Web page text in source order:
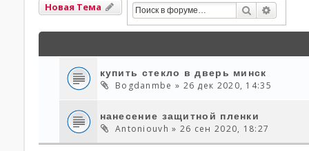
Новая Тема Поиск
купить стекло в дверь минск
Bogdanmbe » 26 дек 2020, 14:35
нанесение защитной пленки
Antoniouvh » 26 сен 2020, 18:27